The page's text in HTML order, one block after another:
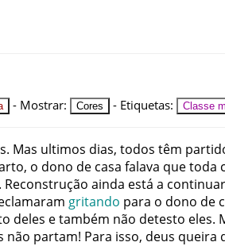
- Mostrar: Cores - Etiquetas: Classe
. Mas ultimos dias, todos têm
, o dono de casa falava quetoda
. Reconstrução ainda está a continuar
gritando para o dono de
deles etambém não detesto eles.
não partam! Para isso, deus queira